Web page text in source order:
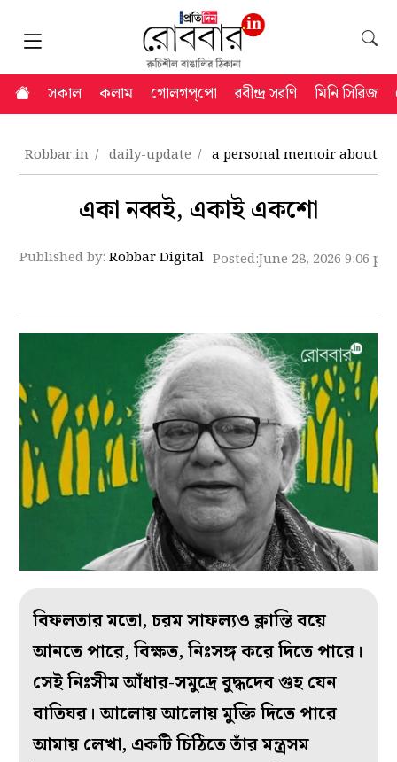
সকাল কলাম গোলগপ্‌পো রবীন্দ্র সরণি মিনি সিরিজ
Robbar.in daily-update a personal memoir about
একা নব্বই, একাই একশো
Published by:Robbar Digital Posted:June 28, 2026 9:06 pm
বিফলতার মতো, চরম সাফল্যও ক্লান্তি বয়ে
আনতে পারে, বিক্ষত, নিঃসঙ্গ করে দিতে পারে।
সেই নিঃসীম আঁধার-সমুদ্রে বুদ্ধদেব গুহ যেন
বাতিঘর। আলোয় আলোয় মুক্তি দিতে পারে
আমায় লেখা, একটি চিঠিতে তাঁর মন্ত্রসম